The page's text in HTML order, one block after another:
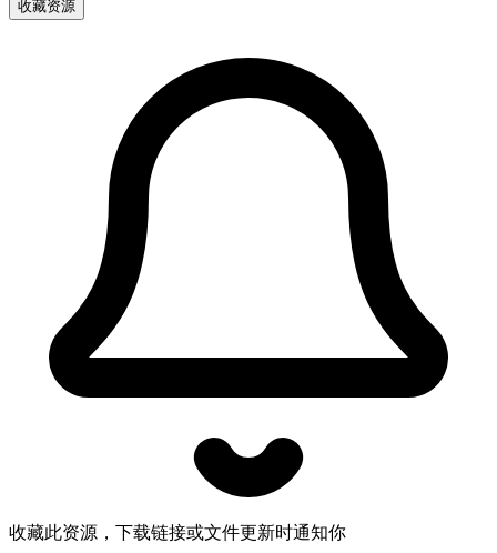
收藏资源
收藏此资源，下载链接或文件更新时通知你